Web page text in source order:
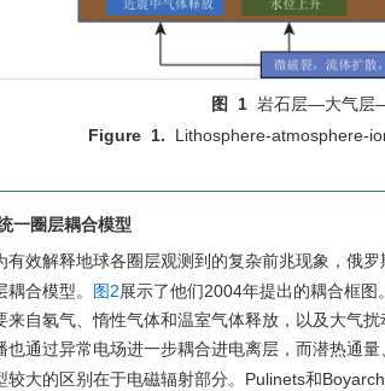
图 1 岩石层—大气层
Figure 1. Lithosphere-atmosphere-
一圈层耦合模型
有效解释地球各圈层观测到的复杂前兆现象，俄
耦合模型。 图2展示了他们2004年提出的耦合框
来自氡气、惰性气体和温室气体释放，以及大气
也通过异常电场进一步耦合进电离层，而潜热通
较大的区别在于电磁辐射部分。Pulinets和